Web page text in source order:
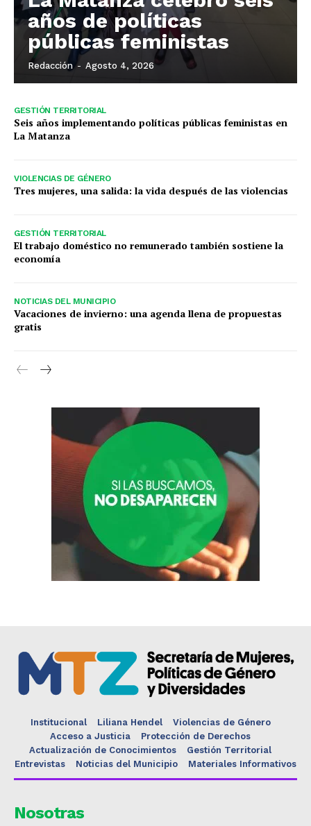
años de políticas
públicas feministas
Redacción - Agosto 4, 2026
GESTIÓN TERRITORIAL
Seis años implementando políticas públicas feministas en
La Matanza
VIOLENCIAS DE GÉNERO
Tres mujeres, una salida: la vida después de las violencias
GESTIÓN TERRITORIAL
El trabajo doméstico no remunerado también sostiene la
economía
NOTICIAS DEL MUNICIPIO
Vacaciones de invierno: una agenda llena de propuestas
gratis
Institucional Liliana Hendel
Violencias de Género
Acceso a Justicia
Protección de Derechos
Actualización de Conocimientos
Gestión Territorial
Entrevistas
Noticias del Municipio Materiales Informativos
Nosotras